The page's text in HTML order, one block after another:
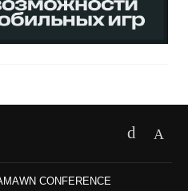
WN CONFERENCE